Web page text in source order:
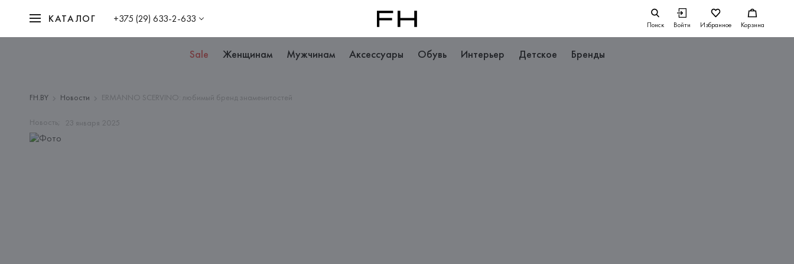
КАТАЛОГ +375 (29) 633-2-633 Поиск Войти Избранное Корзина
Sale Женщинам Мужчинам Аксессуары Обувь Интерьер Детское Бренды
FH.BY Новости ERMANNO SCERVINO: любимый бренд знаменитостей
Новость; 23 января 2025